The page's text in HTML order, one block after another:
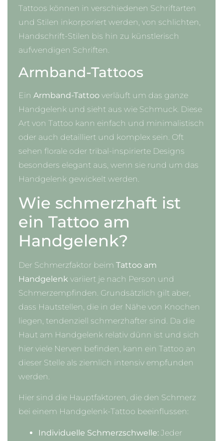
Tattoos können in verschiedenen Schriftarten
und Stilen inkorporiert werden, von schlichten,
Handschrift-Stilen bis hin zu künstlerisch
aufwendigen Schriften.
Armband-Tattoos
EinArmband-Tattoo verläuft um das ganze
Handgelenk und sieht aus wie Schmuck. Diese
Art von Tattoo kann einfach und minimalistisch
oder auch detailliert und komplex sein. Oft
sehen florale oder tribal-inspirierte Designs
besonders elegant aus, wenn sie rund um das
Handgelenk gewickelt werden.
Wie schmerzhaft ist
ein Tattoo am
Handgelenk?
Der Schmerzfaktor beimTattoo am
Handgelenk variiert je nach Person und
Schmerzempfinden. Grundsätzlich gilt aber,
dass Hautstellen, die in der Nähe von Knochen
liegen, tendenziell schmerzhafter sind. Da die
Haut am Handgelenk relativ dünn ist und sich
hier viele Nerven befinden, kann ein Tattoo an
dieser Stelle als ziemlich intensiv empfunden
werden.
Hier sind die Hauptfaktoren, die den Schmerz
bei einem Handgelenk-Tattoo beeinflussen:
Individuelle Schmerzschwelle: Jeder